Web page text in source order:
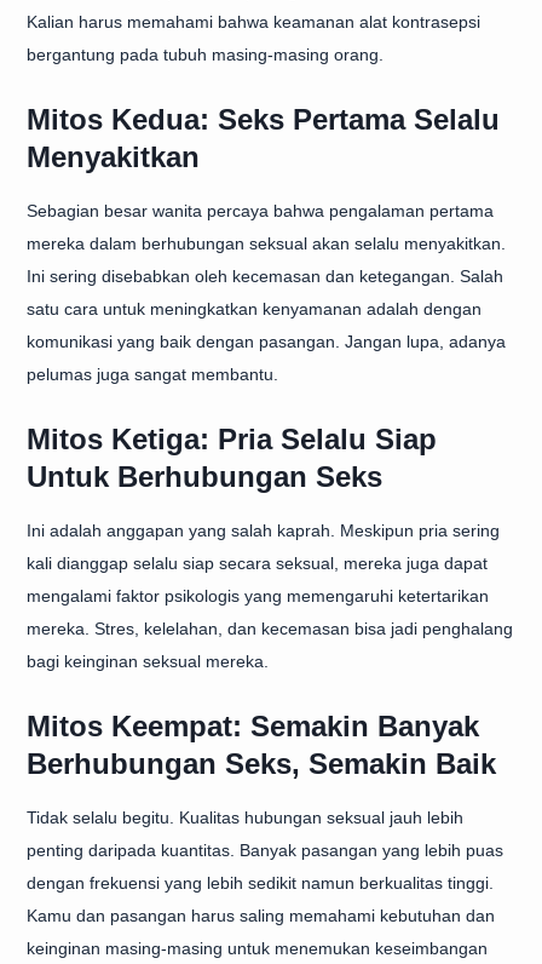
Kalian harus memahami bahwa keamanan alat kontrasepsi
bergantung pada tubuh masing-masing orang.
Mitos Kedua: Seks Pertama Selalu
Menyakitkan
Sebagian besar wanita percaya bahwa pengalaman pertama
mereka dalam berhubungan seksual akan selalu menyakitkan.
Ini sering disebabkan oleh kecemasan dan ketegangan. Salah
satu cara untuk meningkatkan kenyamanan adalah dengan
komunikasi yang baik dengan pasangan. Jangan lupa, adanya
pelumas juga sangat membantu.
Mitos Ketiga: Pria Selalu Siap
Untuk Berhubungan Seks
Ini adalah anggapan yang salah kaprah. Meskipun pria sering
kali dianggap selalu siap secara seksual, mereka juga dapat
mengalami faktor psikologis yang memengaruhi ketertarikan
mereka. Stres, kelelahan, dan kecemasan bisa jadi penghalang
bagi keinginan seksual mereka.
Mitos Keempat: Semakin Banyak
Berhubungan Seks, Semakin Baik
Tidak selalu begitu. Kualitas hubungan seksual jauh lebih
penting daripada kuantitas. Banyak pasangan yang lebih puas
dengan frekuensi yang lebih sedikit namun berkualitas tinggi.
Kamu dan pasangan harus saling memahami kebutuhan dan
keinginan masing-masing untuk menemukan keseimbangan